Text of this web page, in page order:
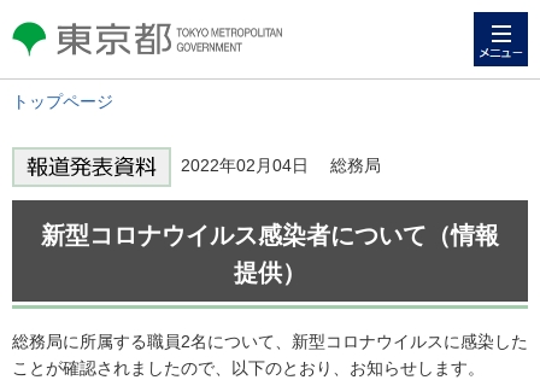
東京都 TOKYO METROPOLITAN
GOVERNMENT
トップページ
2022年02月04日 総務局
新型コロナウイルス感染者について（情報
提供）
総務局に所属する職員2名について、新型コロナウイルスに感染した
ことが確認されましたので、以下のとおり、お知らせします。